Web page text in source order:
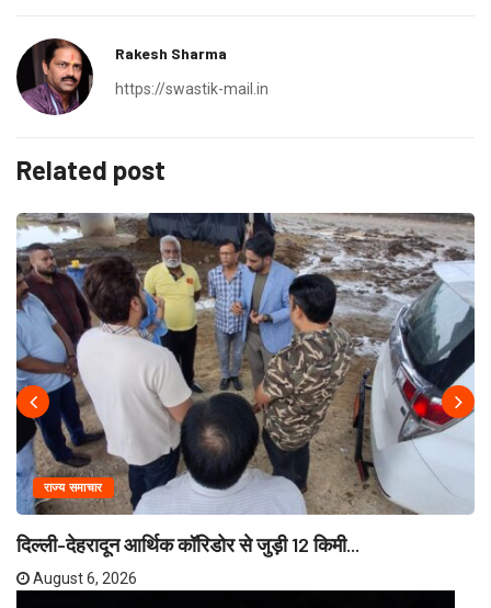
Rakesh Sharma
https://swastik-mail.in
Related post
राज्य समाचार
दिल्ली-देहरादून आर्थिक कॉरिडोर से जुड़ी 12 किमी...
August 6, 2026